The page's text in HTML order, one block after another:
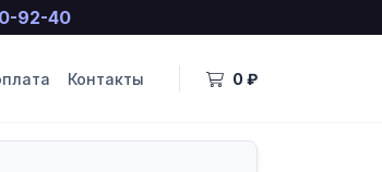
92-40
Контакты 0 ₽